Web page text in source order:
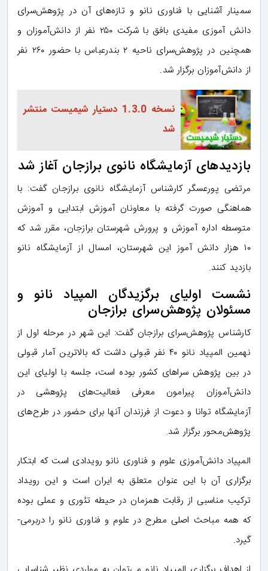
سمینار آشنایی با فناوری نانو و تازه‌های آن در پژوهش‌سرای
دانش ‌آموزی مفیدی بافق با شرکت ۲۵۰ نفر از دانش‌آموزان و
همچنین در پژوهش‌سرای ناحیه ۲ بندرعباس با حضور ۲۶۰ نفر
از دانش‌آموزان برگزار شد.
نسخه 1.3.0 دستیار شیمیست منتشر
شد
بازدیدهای آزمایشگاه نانوی برازجان آغاز شد
مرتضی پورعسگر کارشناس آزمایشگاه نانوی برازجان گفت: با
هماهنگی صورت گرفته با معاونان آموزش ابتدایی و آموزش
متوسطه اداره آموزش و پرورش شهرستان برازجان، مقرر شد که
۱۰ هزار دانش آموز این شهرستان، امسال از آزمایشگاه نانو
بازدید کنند.
نشست اولیای برگزیدگان المپیاد نانو و
مسئولان پژوهش‌سرای برازجان
کارشناس پژوهش‌سرای برازجان گفت: این شهر در مرحله اول از
نهمین المپیاد نانو ۴۰ نفر قبولی داشت که بالاترین آمار قبولی
در بین پژوهش سراهای کشور بوده است، جلسه با اولیای این
دانش‌آموزان پیرامون معرفی فعالیت‌های پژوهشی در
آزمایشگاه توانا و دعوت از فرزندان آنها برای حضور در طرح‌های
پژوهش‌محور برگزار شد.
المپیاد دانش‌آموزی علوم و فناوری نانو رویدادی است که ابتکار
برگزاری آن با این عنوان متعلق به ایران است و این رویداد
ترکیب مناسبی از رقابت همزمان در حیطه تئوری و عملی بوده
که همه مباحث اصلی مطرح در علوم و فناوری نانو را دربرمی­
گیرد.